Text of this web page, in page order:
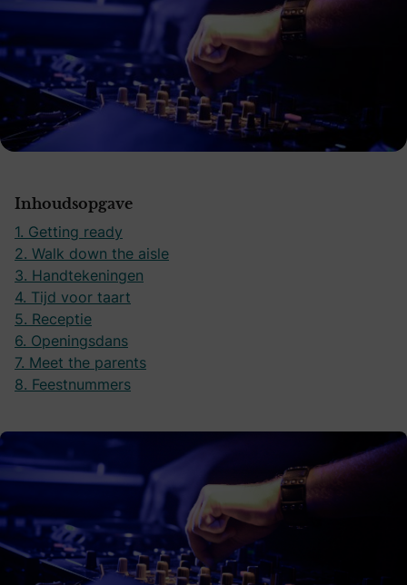
Inhoudsopgave
1. Getting ready
2. Walk down the aisle
3. Handtekeningen
4. Tijd voor taart
5. Receptie
6. Openingsdans
7. Meet the parents
8. Feestnummers